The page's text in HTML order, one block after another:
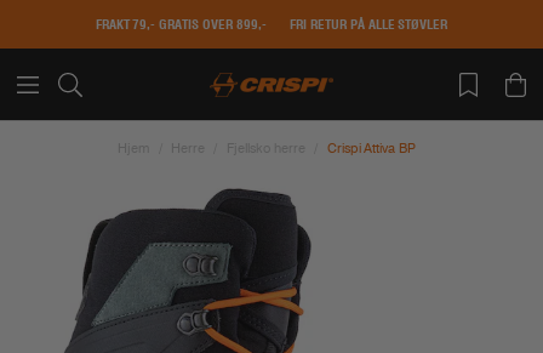
FRAKT 79,- GRATIS OVER 899,- FRI RETUR PÅ ALLE STØVLER
Hjem Herre Fjellsko herre Crispi Attiva BP